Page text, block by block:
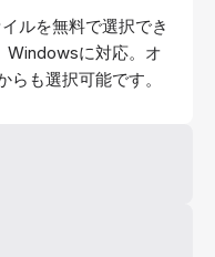
ルを無料で選択でき
Windowsに対応。オ
も選択可能です。